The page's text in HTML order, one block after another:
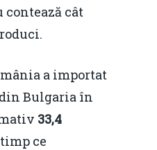
cât
a importat
Bulgaria în
33,4
ce